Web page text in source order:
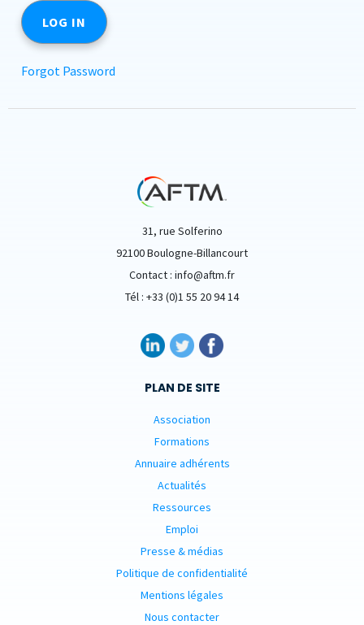
Forgot Password
31, rue Solferino
92100 Boulogne-Billancourt
Contact : info@aftm.fr
Tél : +33 (0)1 55 20 94 14
PLAN DE SITE
Association
Formations
Annuaire adhérents
Actualités
Ressources
Emploi
Presse & médias
Politique de confidentialité
Mentions légales
Nous contacter